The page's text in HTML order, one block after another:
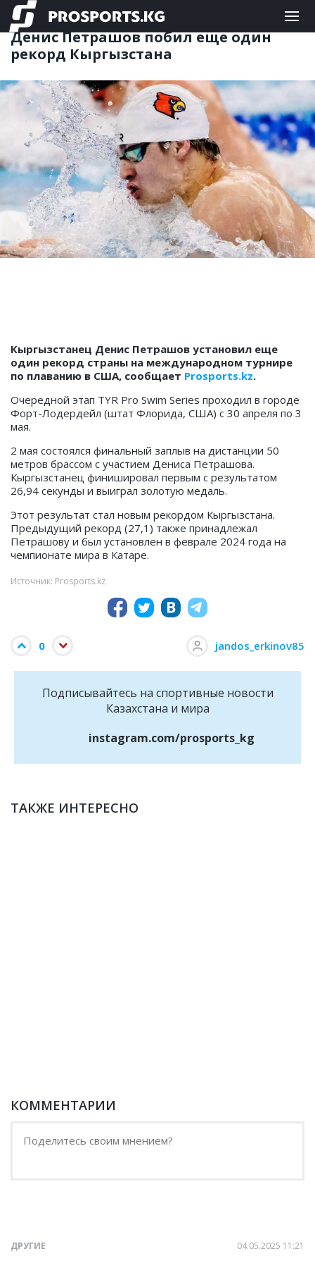
ДРУГИЕ 05.05.2025 09:06
Денис Петрашов побил еще один
рекорд Кыргызстана
Кыргызстанец Денис Петрашов установил еще
один рекорд страны на международном турнире
по плаванию в США, сообщает Prosports.kz.
Очередной этап TYR Pro Swim Series проходил в городе
Форт-Лодердейл (штат Флорида, США) с 30 апреля по 3
мая.
2 мая состоялся финальный заплыв на дистанции 50
метров брассом с участием Дениса Петрашова.
Кыргызстанец финишировал первым с результатом
26,94 секунды и выиграл золотую медаль.
Этот результат стал новым рекордом Кыргызстана.
Предыдущий рекорд (27,1) также принадлежал
Петрашову и был установлен в феврале 2024 года на
чемпионате мира в Катаре.
Источник: Prosports.kz
0 jandos_erkinov85
Подписывайтесь на cпортивные новости
Казахстана и мира
instagram.com/prosports_kg
ТАКЖЕ ИНТЕРЕСНО
КОММЕНТАРИИ
ДРУГИЕ 04.05.2025 11:21